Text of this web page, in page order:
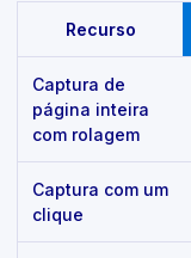
Feature
Recurso
Captura de
página inteira
com rolagem
Captura com um
clique